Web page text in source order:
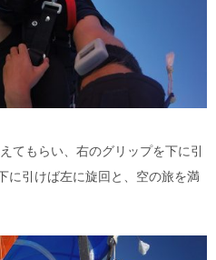
てもらい、右のグリップを下に引
に引けば左に旋回と、空の旅を満